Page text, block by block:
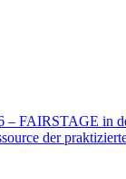
– FAIRSTAGE in
der